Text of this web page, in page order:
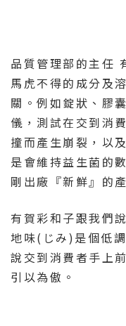
品質管理部的主任
馬虎不得的成分及
關。例如錠狀、膠
儀，測試在交到消
撞而產生崩裂，以
是會維持益生菌的
剛出廠『新鮮』的
有賀彩和子跟我們
地味(じみ)是個低
說交到消費者手上
引以為傲。